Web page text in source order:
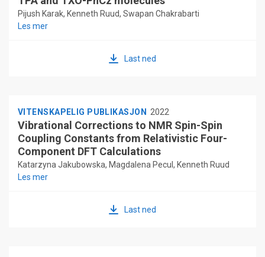
Pijush Karak, Kenneth Ruud, Swapan Chakrabarti
Les mer
Last ned
VITENSKAPELIG PUBLIKASJON 2022
Vibrational Corrections to NMR Spin-Spin
Coupling Constants from Relativistic Four-
Component DFT Calculations
Katarzyna Jakubowska, Magdalena Pecul, Kenneth Ruud
Les mer
Last ned